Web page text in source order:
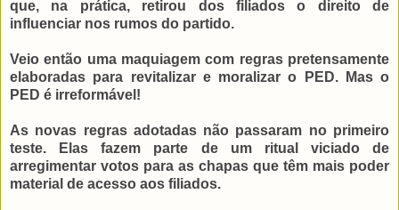
que, na prática, retirou dos filiados o direito de
influenciar nos rumos do partido.
Veio então uma maquiagem com regras pretensamente
elaboradas para revitalizar e moralizar o PED. Mas o
PED é irreformável!
As novas regras adotadas não passaram no primeiro
teste. Elas fazem parte de um ritual viciado de
arregimentar votos para as chapas que têm mais poder
material de acesso aos filiados.